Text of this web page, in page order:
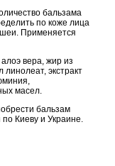
бальзама
по коже лица
шеи. Применяется
вера, жир из
линолеат, экстракт
масел.
бальзам
Киеву и Украине.